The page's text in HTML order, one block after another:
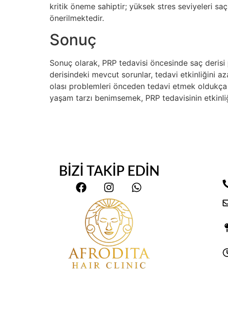
kritik öneme sahiptir; yüksek stres seviyeleri
önerilmektedir.
Sonuç
Sonuç olarak, PRP tedavisi öncesinde saç
derisindeki mevcut sorunlar, tedavi etkinliğini
olası problemleri önceden tedavi etmek
yaşam tarzı benimsemek, PRP tedavisinin
BİZİ TAKİP EDİN